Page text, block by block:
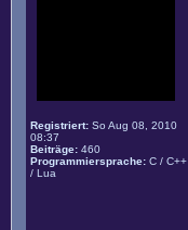
Registriert: So Aug 08, 2010
08:37
Beiträge: 460
Programmiersprache: C / C++
/ Lua